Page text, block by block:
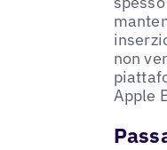
non
Apple